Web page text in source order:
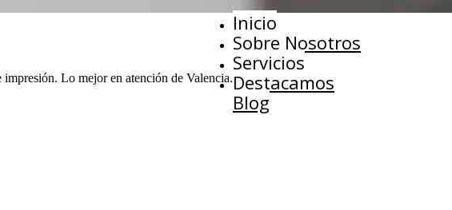
Lo mejor en atención de Valencia.
Inicio
Sobre Nosotros
Servicios
Destacamos
Blog